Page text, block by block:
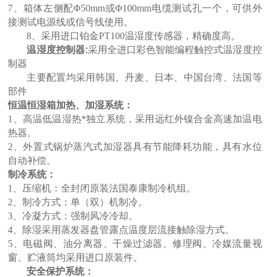
7、箱体左侧配Φ50mm或Φ100mm电缆测试孔一个，可供外
接测试电源线或信号线使用。
8、采用进口铂金PT100温湿度传感器，精确度高。
温湿度控制器:采用全进口彩色智能编程触控式温湿度控
制器
主要配置均采用韩国、丹麦、日本、中国台湾、法国等
部件
恒温恒湿箱加热、加湿系统：
1、高温低温湿热*独立系统，采用远红外镍合金高速加温电
热器。
2、外置式锅炉蒸汽式加湿器具有节能降耗功能，具有水位
自动补偿。
制冷系统：
1、压缩机：全封闭原装法国泰康制冷机组。
2、制冷方式：单（双）机制冷。
3、冷凝方式：强制风冷冷却。
4、除湿采用蒸发器盘管露点温度层流接触除湿方式。
5、电磁阀、油分离器、干燥过滤器、修理阀、冷媒流量视
窗、贮液筒均采用进口原装件。
安全保护系统：